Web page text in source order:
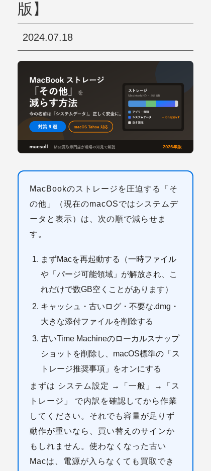
版】
2024.07.18
MacBookのストレージを圧迫する「そ
の他」（現在のmacOSでは システムデ
ータ と表示）は、次の順で減らせま
す。
まずMacを再起動する
（一時ファイル
や「パージ可能領域」が解放され、こ
れだけで数GB空くことがあります）
キャッシュ・古いログ・不要な.dmg・
大きな添付ファイルを削除する
古いTime Machineのローカルスナップ
ショットを削除 し、macOS標準の「ス
トレージ推奨事項」をオンにする
まずは システム設定 →「一般」→「ス
トレージ」
で内訳を確認してから作業
してください。 それでも容量が足りず
動作が重いなら、買い替えのサインか
もしれません 。使わなくなった古い
Macは、電源が入らなくても買取でき